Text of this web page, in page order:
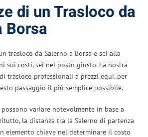
di un Trasloco da
Borsa
trasloco da Salerno a Borsa e sei alla
sui costi, sei nel posto giusto. La nostra
trasloco professionali a prezzi equi, per
passaggio il più semplice possibile.
variare notevolmente in base a
la distanza tra la Salerno di partenza
elemento chiave nel determinare il costo